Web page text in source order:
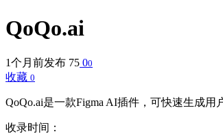
QoQo.ai
1个月前发布 75 00
收藏 0
QoQo.ai是一款Figma AI插件，可快速生成
收录时间：